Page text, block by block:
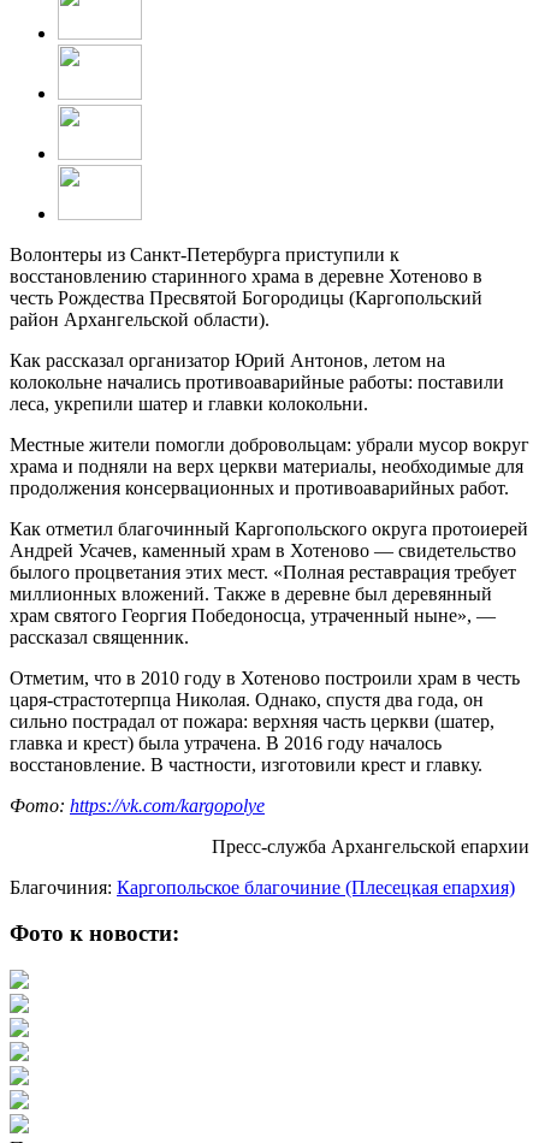
Волонтеры из Санкт-Петербурга приступили к
восстановлению старинного храма в деревне Хотеново в
честь Рождества Пресвятой Богородицы (Каргопольский
район Архангельской области).
Как рассказал организатор Юрий Антонов, летом на
колокольне начались противоаварийные работы: поставили
леса, укрепили шатер и главки колокольни.
Местные жители помогли добровольцам: убрали мусор вокруг
храма и подняли на верх церкви материалы, необходимые для
продолжения консервационных и противоаварийных работ.
Как отметил благочинный Каргопольского округа протоиерей
Андрей Усачев, каменный храм в Хотеново — свидетельство
былого процветания этих мест. «Полная реставрация требует
миллионных вложений. Также в деревне был деревянный
храм святого Георгия Победоносца, утраченный ныне», —
рассказал священник.
Отметим, что в 2010 году в Хотеново построили храм в честь
царя-страстотерпца Николая. Однако, спустя два года, он
сильно пострадал от пожара: верхняя часть церкви (шатер,
главка и крест) была утрачена. В 2016 году началось
восстановление. В частности, изготовили крест и главку.
Фото: https://vk.com/kargopolye
Пресс-служба Архангельской епархии
Благочиния: Каргопольское благочиние (Плесецкая епархия)
Фото к новости: